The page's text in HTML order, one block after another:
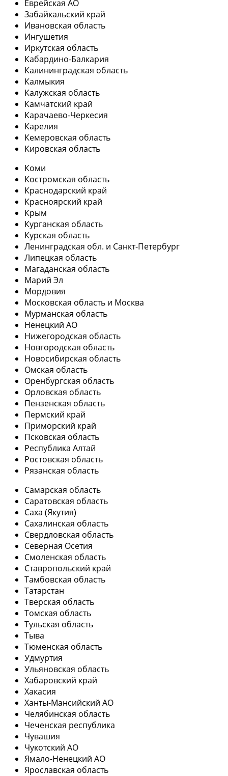
Еврейская АО
Забайкальский край
Ивановская область
Ингушетия
Иркутская область
Кабардино-Балкария
Калининградская область
Калмыкия
Калужская область
Камчатский край
Карачаево-Черкесия
Карелия
Кемеровская область
Кировская область
Коми
Костромская область
Краснодарский край
Красноярский край
Крым
Курганская область
Курская область
Ленинградская обл. и Санкт-Петербург
Липецкая область
Магаданская область
Марий Эл
Мордовия
Московская область и Москва
Мурманская область
Ненецкий АО
Нижегородская область
Новгородская область
Новосибирская область
Омская область
Оренбургская область
Орловская область
Пензенская область
Пермский край
Приморский край
Псковская область
Республика Алтай
Ростовская область
Рязанская область
Самарская область
Саратовская область
Саха (Якутия)
Сахалинская область
Свердловская область
Северная Осетия
Смоленская область
Ставропольский край
Тамбовская область
Татарстан
Тверская область
Томская область
Тульская область
Тыва
Тюменская область
Удмуртия
Ульяновская область
Хабаровский край
Хакасия
Ханты-Мансийский АО
Челябинская область
Чеченская республика
Чувашия
Чукотский АО
Ямало-Ненецкий АО
Ярославская область